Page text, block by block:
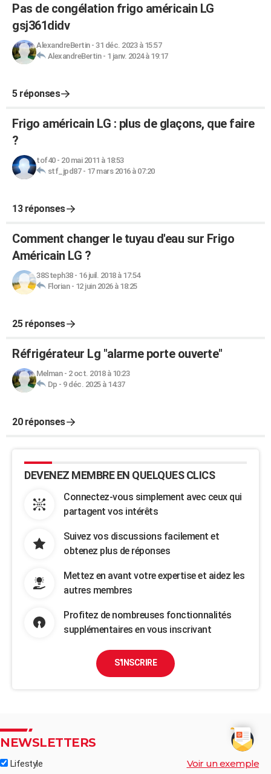
Pas de congélation frigo américain LG
gsj361didv
AlexandreBertin- 31 déc. 2023 à 15:57
AlexandreBertin- 1 janv. 2024 à 19:17
5 réponses
Frigo américain LG : plus de glaçons, que faire
?
tof40- 20 mai 2011 à 18:53
stf_jpd87- 17 mars 2016 à 07:20
13 réponses
Comment changer le tuyau d'eau sur Frigo
Américain LG ?
38Steph38- 16 juil. 2018 à 17:54
Florian- 12 juin 2026 à 18:25
25 réponses
Réfrigérateur Lg "alarme porte ouverte"
Melman- 2 oct. 2018 à 10:23
Dp - 9 déc. 2025 à 14:37
20 réponses
DEVENEZ MEMBRE EN QUELQUES CLICS
Connectez-vous simplement avec ceux qui
partagent vos intérêts
Suivez vos discussions facilement et
obtenez plus de réponses
Mettez en avant votre expertise et aidez les
autres membres
Profitez de nombreuses fonctionnalités
supplémentaires en vous inscrivant
S'INSCRIRE
NEWSLETTERS
Lifestyle Voir un exemple